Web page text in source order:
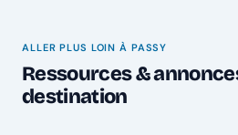
ALLER PLUS LOIN À PASSY
Ressources &
destination